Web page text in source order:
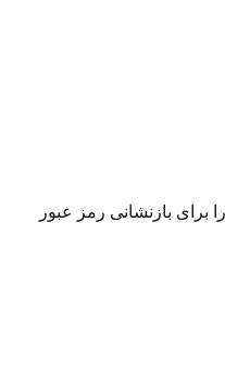
برای بازنشانی رمز عبور